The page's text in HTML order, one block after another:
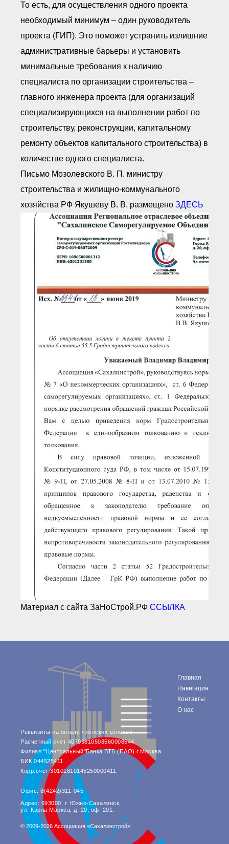
То есть, для осуществления одного проекта
необходимый минимум – один руководитель
проекта (ГИП). Это поможет устранить излишние
административные барьеры и установить
минимальные требования к наличию
специалиста по организации строительства –
главного инженера проекта (для организаций
специализирующихся на выполнении работ по
строительству, реконструкции, капитальному
ремонту объектов капитального строительства) в
количестве одного специалиста.
Письмо Мозолевского В. П. министру
строительства и жилищно-коммунального
хозяйства РФ Якушеву В. В. размещено ЗДЕСЬ
Материал с сайта ЗаНоСтрой.РФ ССЫЛКА
Реквизиты на оплату членских взносов
Расчетный счет 40703810508560008544
Филиал "Центральный"Банка ВТБ (ПАО) г.Москва
БИК 044525411
Корр.счет 30101810145250000411
Офис: 8(4242)311-045
Адрес: 693000, г. Южно-Сахалинск,
ул. Карла Маркса, д. 20, оф. 201.
Главная
Навигация
Контакты
О нас
© 2009-2026 Ассоциация «Сахалинстрой»